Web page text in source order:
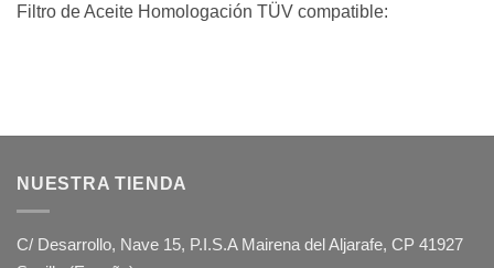
Filtro de Aceite Homologación TÜV compatible:
NUESTRA TIENDA
C/ Desarrollo, Nave 15, P.I.S.A Mairena del Aljarafe, CP 41927